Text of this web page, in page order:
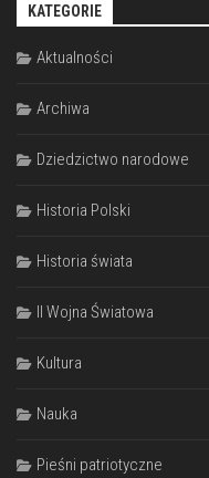
KATEGORIE
Aktualności
Archiwa
Dziedzictwo narodowe
Historia Polski
Historia świata
II Wojna Światowa
Kultura
Nauka
Pieśni patriotyczne